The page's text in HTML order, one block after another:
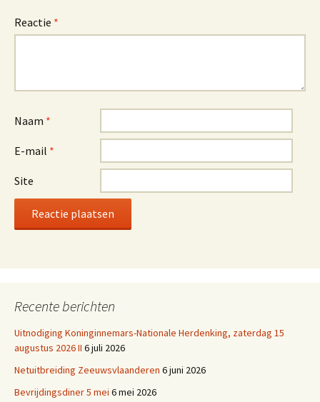
Reactie *
Naam *
E-mail *
Site
Recente berichten
Uitnodiging Koninginnemars-Nationale Herdenking, zaterdag 15
augustus 2026 II 6 juli 2026
Netuitbreiding Zeeuwsvlaanderen 6 juni 2026
Bevrijdingsdiner 5 mei 6 mei 2026